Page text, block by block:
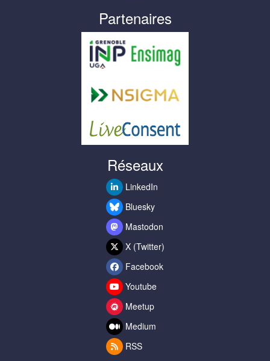
Partenaires
Réseaux
LinkedIn
Bluesky
Mastodon
X (Twitter)
Facebook
Youtube
Meetup
Medium
RSS